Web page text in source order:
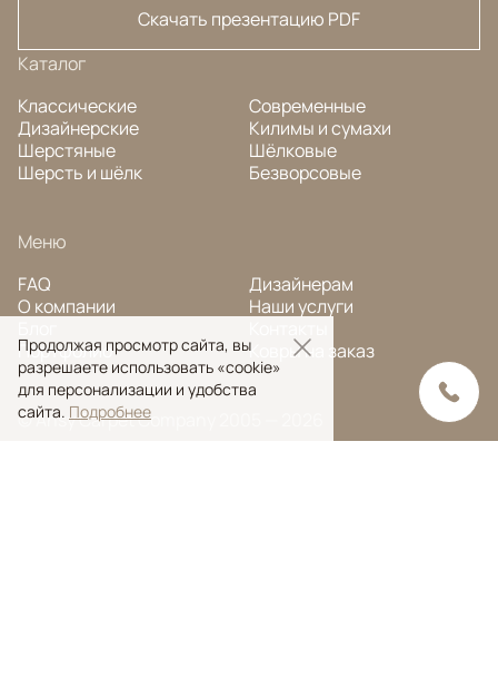
Скачать презентацию PDF
Каталог
Классические
Дизайнерские
Шерстяные
Шерсть и шёлк
Современные
Килимы и сумахи
Шёлковые
Безворсовые
Меню
FAQ
О компании
Портфолио
Дизайнерам
Наши услуги
Ковры на заказ
© Ansy Carpet Company 2005 — 2026
Продолжая просмотр сайта, вы
разрешаете использовать «cookie»
для персонализации и удобства
сайта. Подробнее